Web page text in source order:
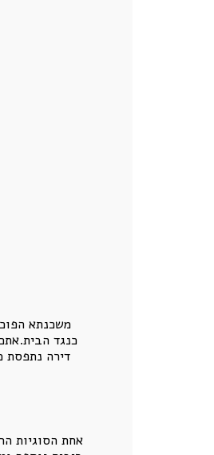
משכנתא
כנגד
דירה נתפסת
אחת הסוגיות